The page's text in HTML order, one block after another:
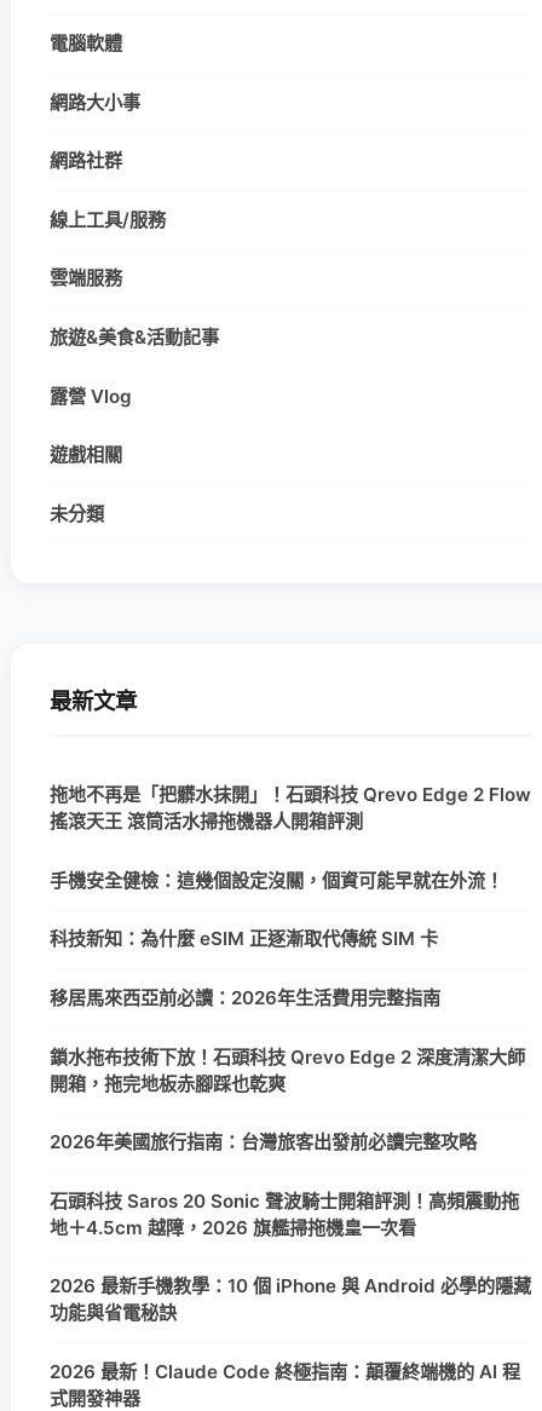
電腦軟體
網路大小事
網路社群
線上工具/服務
雲端服務
旅遊&美食&活動記事
露營 Vlog
遊戲相關
未分類
最新文章
拖地不再是「把髒水抹開」！石頭科技 Qrevo Edge 2 Flow
搖滾天王 滾筒活水掃拖機器人開箱評測
手機安全健檢：這幾個設定沒關，個資可能早就在外流！
科技新知：為什麼 eSIM 正逐漸取代傳統 SIM 卡
移居馬來西亞前必讀：2026年生活費用完整指南
鎖水拖布技術下放！石頭科技 Qrevo Edge 2 深度清潔大師
開箱，拖完地板赤腳踩也乾爽
2026年美國旅行指南：台灣旅客出發前必讀完整攻略
石頭科技 Saros 20 Sonic 聲波騎士開箱評測！高頻震動拖
地＋4.5cm 越障，2026 旗艦掃拖機皇一次看
2026 最新手機教學：10 個 iPhone 與 Android 必學的隱藏
功能與省電秘訣
2026 最新！Claude Code 終極指南：顛覆終端機的 AI 程
式開發神器